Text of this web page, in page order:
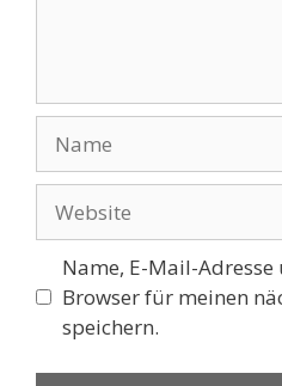
Name, E-Mail-
Browser für meinen
speichern.